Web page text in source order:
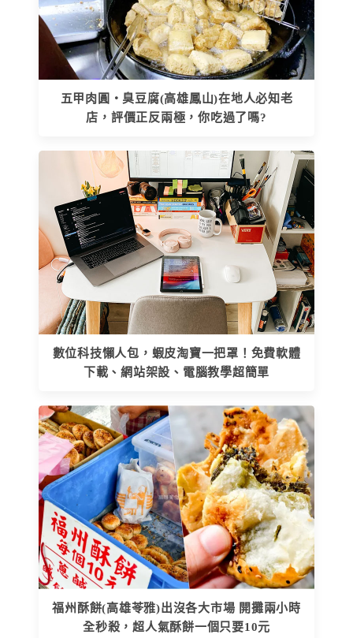
五甲肉圓‧臭豆腐(高雄鳳山)在地人必知老
店，評價正反兩極，你吃過了嗎?
數位科技懶人包，蝦皮淘寶一把罩！免費軟體
下載、網站架設、電腦教學超簡單
福州酥餅(高雄苓雅)出沒各大市場 開攤兩小時
全秒殺，超人氣酥餅一個只要10元